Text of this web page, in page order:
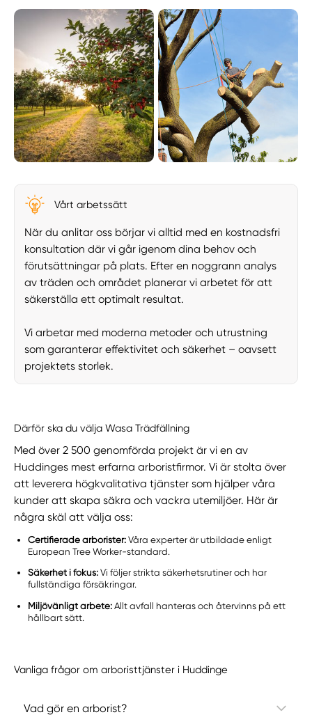
Vårt arbetssätt
När du anlitar oss börjar vi alltid med en kostnadsfri
konsultation där vi går igenom dina behov och
förutsättningar på plats. Efter en noggrann analys
av träden och området planerar vi arbetet för att
säkerställa ett optimalt resultat.
Vi arbetar med moderna metoder och utrustning
som garanterar effektivitet och säkerhet – oavsett
projektets storlek.
Därför ska du välja Wasa Trädfällning
Med över 2 500 genomförda projekt är vi en av
Huddinges mest erfarna arboristfirmor. Vi är stolta över
att leverera högkvalitativa tjänster som hjälper våra
kunder att skapa säkra och vackra utemiljöer. Här är
några skäl att välja oss:
Certifierade arborister: Våra experter är utbildade enligt
European Tree Worker-standard.
Säkerhet i fokus: Vi följer strikta säkerhetsrutiner och har
fullständiga försäkringar.
Miljövänligt arbete: Allt avfall hanteras och återvinns på ett
hållbart sätt.
Vanliga frågor om arboristtjänster i Huddinge
Vad gör en arborist?